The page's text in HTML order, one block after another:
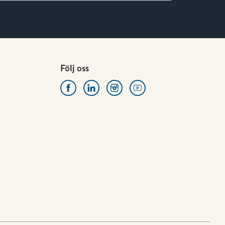
Följ oss